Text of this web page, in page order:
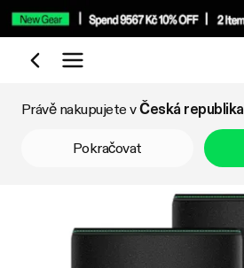
Nakupujte podle kategorie
Právě nakupujete vČeská republika
Pokračovat